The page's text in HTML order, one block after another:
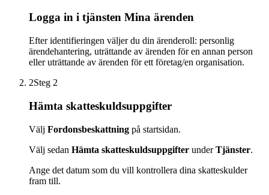
Logga in i tjänsten Mina ärenden
Efter identifieringen väljer du din ärenderoll: personlig
ärendehantering, uträttande av ärenden för en annan person
eller uträttande av ärenden för ett företag/en organisation.
2Steg 2
Hämta skatteskuldsuppgifter
Välj Fordonsbeskattning på startsidan.
Välj sedan Hämta skatteskuldsuppgifter underTjänster.
Ange det datum som du vill kontrollera dina skatteskulder
fram till.